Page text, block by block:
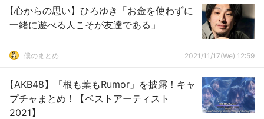
【心からの思い】ひろゆき「お金を使わずに
一緒に遊べる人こそが友達である」
僕のまとめ 2021/11/17(We) 12:59
【AKB48】「根も葉もRumor」を披露！キャ
プチャまとめ！【ベストアーティスト
2021】